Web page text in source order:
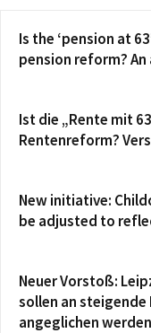
Is the ‘pension at
pension reform?
Ist die „Rente mit
Rentenreform?
New initiative:
be adjusted to
Neuer Vorstoß:
sollen an
angeglichen werden